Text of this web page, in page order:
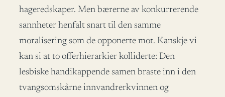
hageredskaper. Men bærerne av konkurrerende
sannheter henfalt snart til den samme
moralisering som de opponerte mot. Kanskje vi
kan si at to offerhierarkier kolliderte: Den
lesbiske handikappende samen braste inn i den
tvangsomskårne innvandrerkvinnen og